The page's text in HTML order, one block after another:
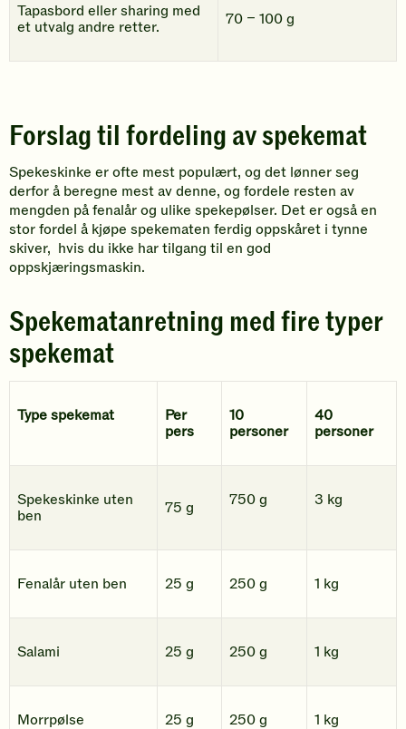
Tapasbord eller sharing med
et utvalg andre retter.
70 – 100 g
Forslag til fordeling av spekemat
Spekeskinke er ofte mest populært, og det lønner seg
derfor å beregne mest av denne, og fordele resten av
mengden på fenalår og ulike spekepølser. Det er også en
stor fordel å kjøpe spekematen ferdig oppskåret i tynne
skiver, hvis du ikke har tilgang til en god
oppskjæringsmaskin.
Spekematanretning med fire typer
spekemat
Type spekemat
Per
pers
10
personer
40
personer
Spekeskinke uten
ben
75 g 750 g 3 kg
Fenalår uten ben 25 g 250 g 1 kg
Salami 25 g 250 g 1 kg
Morrpølse 25 g 250 g 1 kg